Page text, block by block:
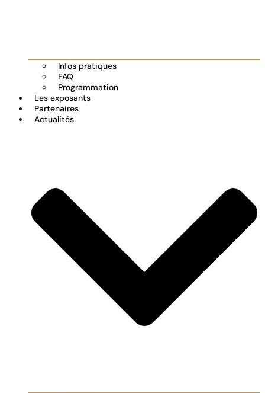
Infos pratiques
FAQ
Programmation
Les exposants
Partenaires
Actualités